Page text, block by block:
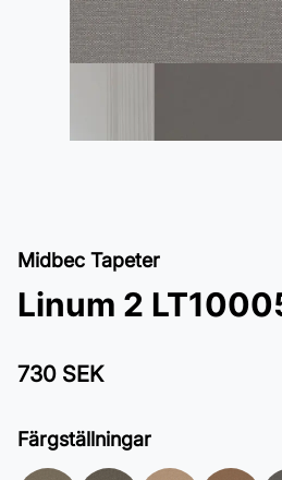
Midbec Tapeter
Linum 2
730 SEK
Färgställningar